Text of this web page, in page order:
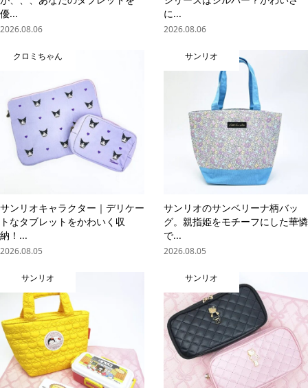
優...
2026.08.06
に...
2026.08.06
クロミちゃん
サンリオキャラクター｜デリケー
トなタブレットをかわいく収
納！...
2026.08.05
サンリオ
サンリオのサンベリーナ柄バッ
グ。親指姫をモチーフにした華憐
で...
2026.08.05
サンリオ サンリオ